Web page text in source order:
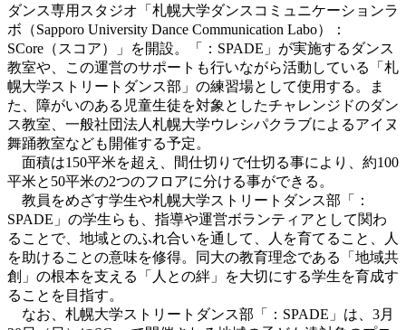
ダンス専用スタジオ「札幌大学ダンスコミュニケーションラ
ボ（Sapporo University Dance Communication Labo）：
SCore（スコア）」を開設。「：SPADE」が実施するダンス
教室や、この運営のサポートも行いながら活動している「札
幌大学ストリートダンス部」の練習場として使用する。ま
た、障がいのある児童生徒を対象としたチャレンジドのダン
ス教室、一般社団法人札幌大学ウレシパクラブによるアイヌ
舞踊教室なども開催する予定。
面積は150平米を超え、間仕切りで仕切る事により、約100
平米と50平米の2つのフロアに分ける事ができる。
教員をめざす学生や札幌大学ストリートダンス部「：
SPADE」の学生らも、指導や運営ボランティアとして関わ
ることで、地域とのふれ合いを通して、人を育てること、人
を助けることの意味を修得。同大の教育理念である「地域共
創」の根本を支える「人との絆」を大切にする学生を育成す
ることを目指す。
なお、札幌大学ストリートダンス部「：SPADE」は、3月